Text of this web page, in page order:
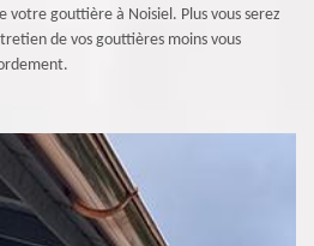
votre gouttière à Noisiel. Plus vous serez
de vos gouttières moins vous